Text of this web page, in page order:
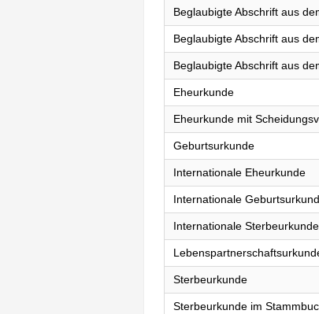
Beglaubigte Abschrift aus
Beglaubigte Abschrift aus
Beglaubigte Abschrift aus
Eheurkunde
Eheurkunde mit
Geburtsurkunde
Internationale Eheurkunde
Internationale
Internationale Sterbeurkunde
Sterbeurkunde
Sterbeurkunde im